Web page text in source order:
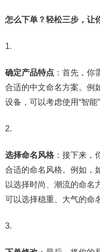
怎么下单？轻松三步，让
确定产品特点 ：首先，你
合适的中文命名方案。例
设备，可以考虑使用“智能
选择命名风格 ：接下来，
合适的命名风格。例如，
以选择时尚、潮流的命名
可以选择稳重、大气的命